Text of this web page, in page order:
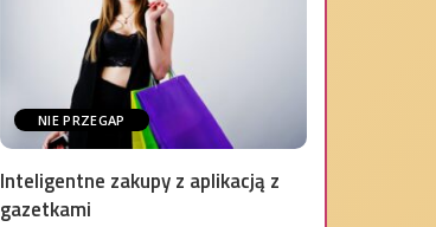
NIE PRZEGAP
Inteligentne zakupy z aplikacją z
gazetkami